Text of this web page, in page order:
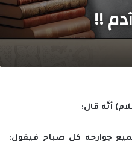
!!
أنَّه قال:
جوارحه كل صباح فيقول: